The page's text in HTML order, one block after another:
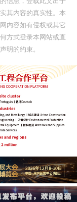
其内容的真实性。本
内容如有侵权或其它
方式登录本网站或直
明的约束。